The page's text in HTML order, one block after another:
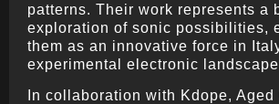
patterns. Their work represents a
exploration of sonic possibilities,
them as an innovative force in
experimental electronic
In collaboration with Kdope, Aged